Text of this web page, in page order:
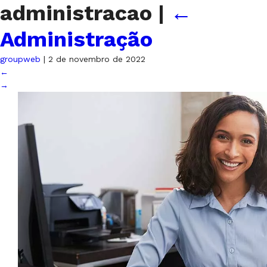
administracao | ←
Administração
groupweb | 2 de novembro de 2022
←
→